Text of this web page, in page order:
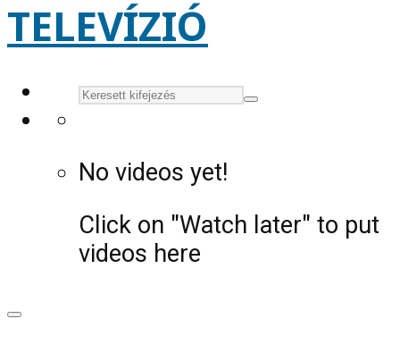
No videos yet!
Click on "Watch later" to put
videos here